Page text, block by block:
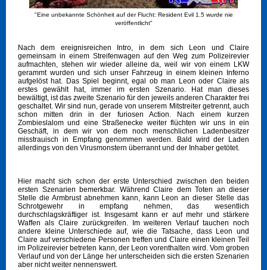
"Eine unbekannte Schönheit auf der Flucht: Resident Evil 1.5 wurde nie
veröffentlicht"
Nach dem ereignisreichen Intro, in dem sich Leon und Claire
gemeinsam in einem Streifenwagen auf den Weg zum Polizeirevier
aufmachten, stehen wir wieder alleine da, weil wir von einem LKW
gerammt wurden und sich unser Fahrzeug in einem kleinen Inferno
aufgelöst hat. Das Spiel beginnt, egal ob man Leon oder Claire als
erstes gewählt hat, immer im ersten Szenario. Hat man dieses
bewältigt, ist das zweite Szenario für den jeweils anderen Charakter frei
geschaltet. Wir sind nun, gerade von unserem Mitstreiter getrennt, auch
schon mitten drin in der furiosen Action. Nach einem kurzen
Zombieslalom und eine Straßenecke weiter flüchten wir uns in ein
Geschäft, in dem wir von dem noch menschlichen Ladenbesitzer
misstrauisch in Empfang genommen werden. Bald wird der Laden
allerdings von den Virusmonstern überrannt und der Inhaber getötet.
Hier macht sich schon der erste Unterschied zwischen den beiden
ersten Szenarien bemerkbar. Während Claire dem Toten an dieser
Stelle die Armbrust abnehmen kann, kann Leon an dieser Stelle das
Schrotgewehr in empfang nehmen, das wesentlich
durchschlagskräftiger ist. Insgesamt kann er auf mehr und stärkere
Waffen als Claire zurückgreifen. Im weiteren Verlauf tauchen noch
andere kleine Unterschiede auf, wie die Tatsache, dass Leon und
Claire auf verschiedene Personen treffen und Claire einen kleinen Teil
im Polizeirevier betreten kann, der Leon vorenthalten wird. Vom groben
Verlauf und von der Länge her unterscheiden sich die ersten Szenarien
aber nicht weiter nennenswert.